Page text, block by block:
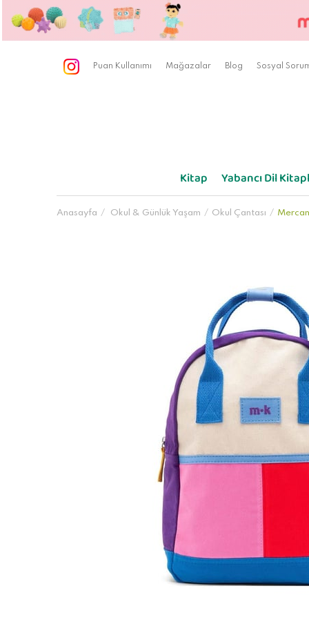
Puan Kullanımı Mağazalar Blog Sosyal
Kitap Yabancı Dil
Anasayfa Okul & Günlük Yaşam Okul Çantası